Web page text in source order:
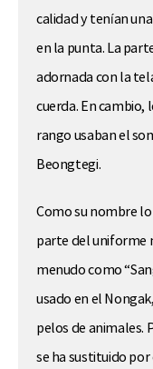
calidad y tenían
en la punta. La
adornada con la
cuerda. En cambio,
rango usaban el
Beongtegi.
Como su nombre
parte del uniforme
menudo como
usado en el
pelos de animales.
se ha sustituido